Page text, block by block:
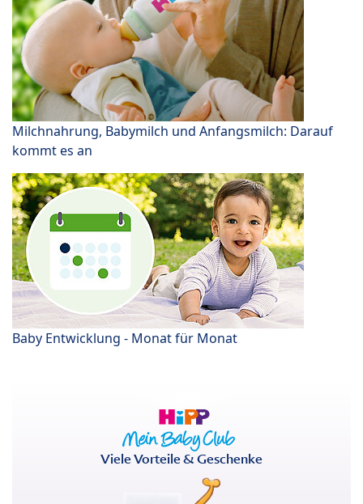
Milchnahrung, Babymilch und Anfangsmilch: Darauf
kommt es an
Baby Entwicklung - Monat für Monat
Viele Vorteile & Geschenke